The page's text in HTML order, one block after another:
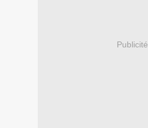
Publicité